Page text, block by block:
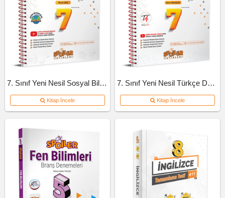
7. Sınıf Yeni Nesil Sosyal Bilgiler Defteri
Kitap İncele
7. Sınıf Yeni Nesil Türkçe Defteri
Kitap İncele